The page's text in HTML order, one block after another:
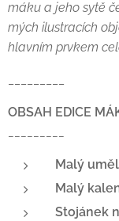
máku a jeho sytě
mých ilustracích
hlavním prvkem
OBSAH EDICE
Malý
Malý
Stojánek